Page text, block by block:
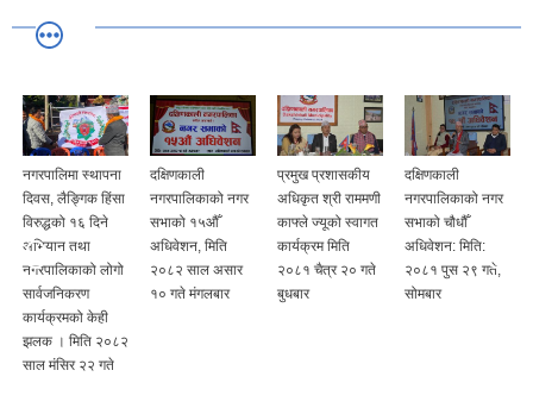
नगरपालिमा स्थापना
दिवस, लैङ्गिक हिंसा
विरुद्धको १६ दिने
अभियान तथा
नगरपालिकाको लोगो
सार्वजनिकरण
कार्यक्रमको केही
झलक । मिति २०८२
साल मंसिर २२ गते
दक्षिणकाली
नगरपालिकाको नगर
सभाको १५औँ
अधिवेशन, मिति
२०८२ साल असार
१० गते मंगलबार
प्रमुख प्रशासकीय
अधिकृत श्री राममणी
काफ्ले ज्यूको स्वागत
कार्यक्रम मिति
२०८१ चैत्र २० गते
बुधबार
दक्षिणकाली
नगरपालिकाको नगर
सभाको चौधौँ
अधिवेशन: मिति:
२०८१ पुस २९ गते,
सोमबार